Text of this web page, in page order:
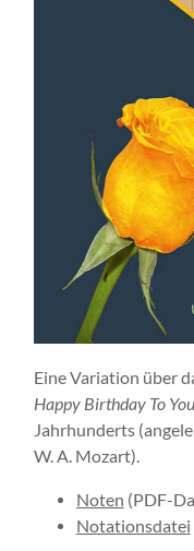
Eine Variation über
Happy Birthday To You
Jahrhunderts
W. A. Mozart).
Noten (PDF-
Notationsdatei